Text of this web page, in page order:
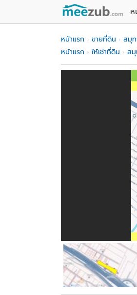
ห
หน้าแรก ขายที่ดิน สมุท
หน้าแรก
ให้เช่าที่ดิน สมุ